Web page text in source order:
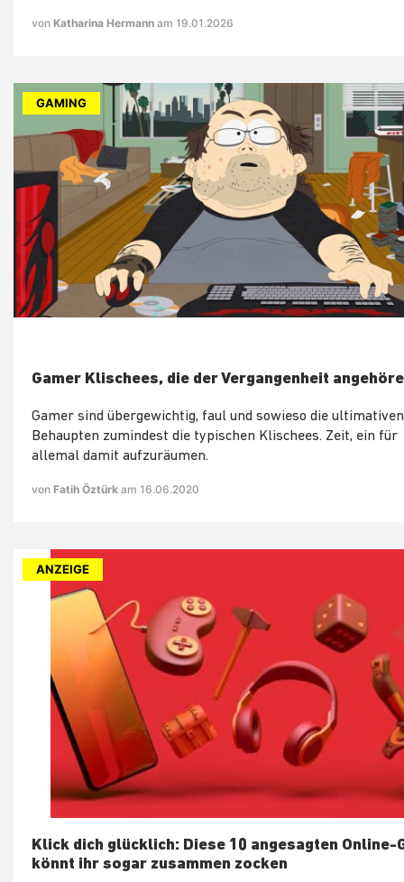
von Katharina Hermann am 19.01.2026
GAMING
Gamer Klischees, die der Vergangenheit
Gamer sind übergewichtig, faul und sowieso die
Behaupten zumindest die typischen Klischees. Zeit, ein für
allemal damit aufzuräumen.
von Fatih Öztürk am 16.06.2020
ANZEIGE
Klick dich glücklich: Diese 10 angesagten Online-
könnt ihr sogar zusammen zocken